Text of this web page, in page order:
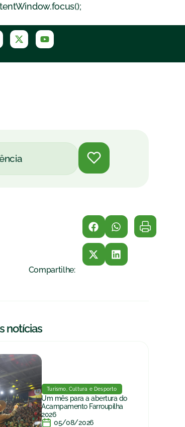
Compartilhe:
notícias
Turismo, Cultura e Desporto
Um mês para a abertura do
Acampamento Farroupilha
2026
05/08/2026